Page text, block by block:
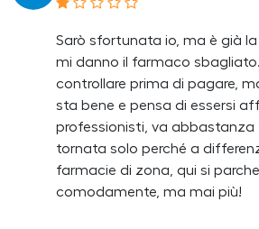
Sarò sfortunata io, ma è già
mi danno il farmaco
controllare prima di pagare,
sta bene e pensa di essersi
professionisti, va abbastanza
tornata solo perché a
farmacie di zona, qui si
comodamente, ma mai più!